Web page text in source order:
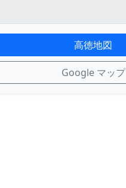
高徳地図
Google マップ